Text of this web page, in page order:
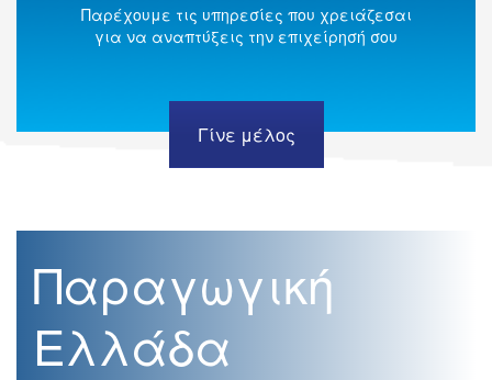
Παρέχουμε τις υπηρεσίες που χρειάζεσαι
για να αναπτύξεις την επιχείρησή σου
Γίνε μέλος
Παραγωγική
Ελλάδα